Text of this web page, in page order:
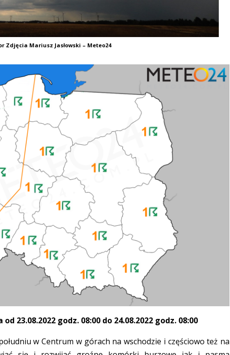
Zdjęcia Mariusz Jasłowski – Meteo24
23.08.2022 godz. 08:00 do 24.08.2022 godz. 08:00
w Centrum w górach na wschodzie i częściowo też na